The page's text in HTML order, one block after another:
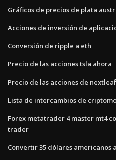
Gráficos de precios de plata
Acciones de inversión de
Conversión de ripple a eth
Precio de las acciones tsla ahora
Precio de las acciones de
Lista de intercambios de
Forex metatrader 4 master mt4
trader
Convertir 35 dólares americanos